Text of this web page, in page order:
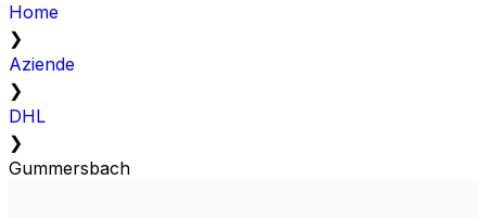
Home
❯
Aziende
❯
DHL
❯
Gummersbach